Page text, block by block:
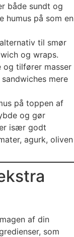
både sundt og
humus på som en
til smør
og wraps.
og tilfører masser
mere
på toppen af
og gør
især godt
agurk, oliven
af din
som